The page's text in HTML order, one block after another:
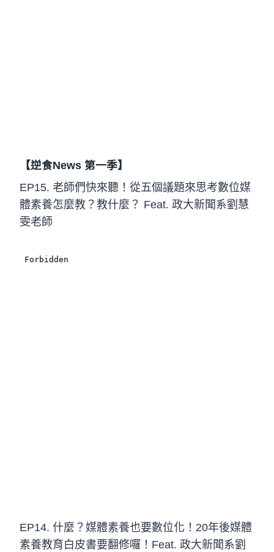
【逆食News 第一季】
EP15. 老師們快來聽！從五個議題來思考數位媒
體素養怎麼教？教什麼？ Feat. 政大新聞系劉慧
雯老師
EP14. 什麼？媒體素養也要數位化！20年後媒體
素養教育白皮書要翻修囉！Feat. 政大新聞系劉